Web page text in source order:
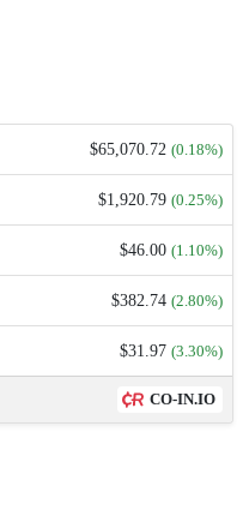
$65,070.72 (0.18%)
$1,920.79 (0.25%)
$46.00 (1.10%)
$382.74 (2.80%)
$31.97 (3.30%)
CO-IN.IO